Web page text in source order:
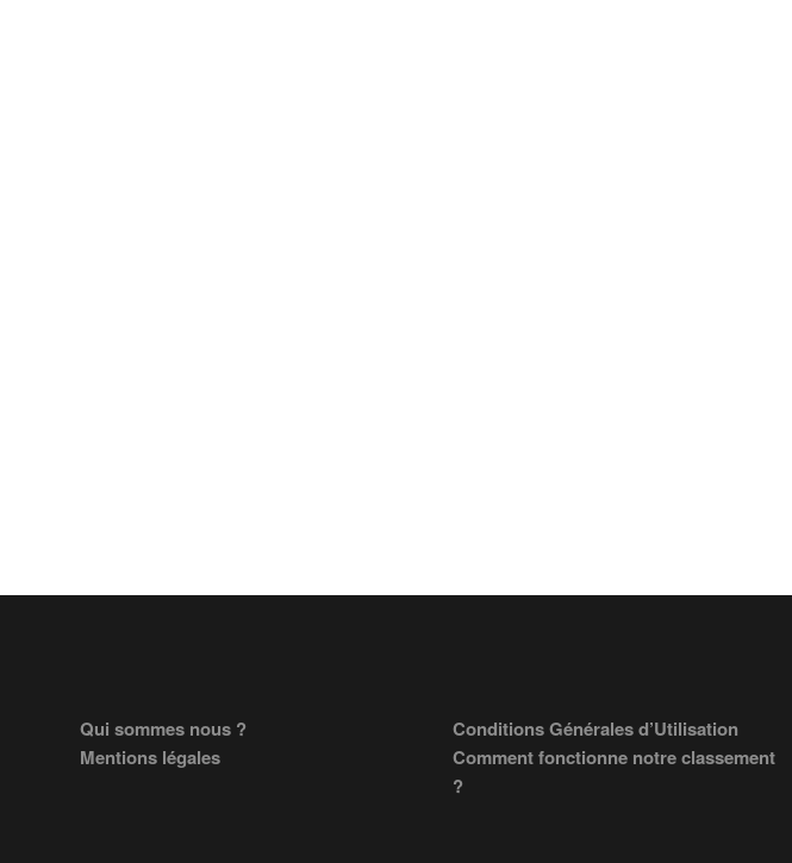
FooterQui sommes nous ?
Mentions légales
Conditions Générales d’Utilisation
Comment fonctionne notre classement
?